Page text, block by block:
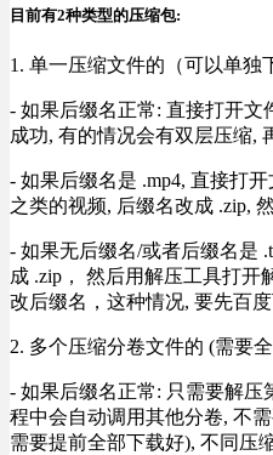
目前有2种类型的压缩包:
1. 单一压缩文件的（可以单独
- 如果后缀名正常: 直接打开文
成功, 有的情况会有双层压缩,
- 如果后缀名是 .mp4, 直接打
之类的视频, 后缀名改成 .zip,
- 如果无后缀名/或者后缀名是
成 .zip， 然后用解压工具打开
改后缀名，这种情况, 要先百
2. 多个压缩分卷文件的 (需要
- 如果后缀名正常: 只需要解压
程中会自动调用其他分卷, 不
需要提前全部下载好), 不同压